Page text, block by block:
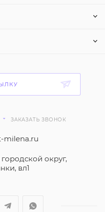
ЗАКАЗАТЬ ЗВОНОК
milena.ru
округ,
вл1